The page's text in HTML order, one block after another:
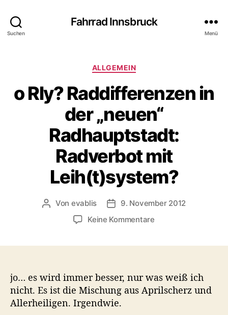
Suchen
Fahrrad Innsbruck
Menü
K
t
e
g
o
r
i
e
ALLGEMEIN
o Rly? Raddifferenzen in
der „neuen“
Radhauptstadt:
Radverbot mit
Leih(t)system?
B
r
s
a
u
Von evablis
B
e
r
s
d
a
9. November 2012
Keine Kommentarez
y
jo… es wird immer besser, nur was weiß ich
nicht. Es ist die Mischung aus Aprilscherz und
Allerheiligen. Irgendwie.